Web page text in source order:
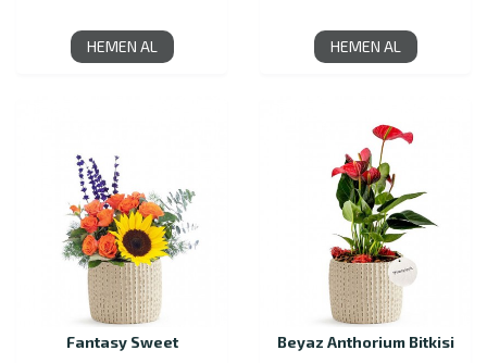
HEMEN AL HEMEN AL
Fantasy Sweet Beyaz Anthorium Bitkisi